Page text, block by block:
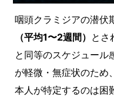
咽頭クラミジアの潜伏
（平均1〜2週間） とさ
と同等のスケジュール
が軽微・無症状のため
本人が特定するのは困